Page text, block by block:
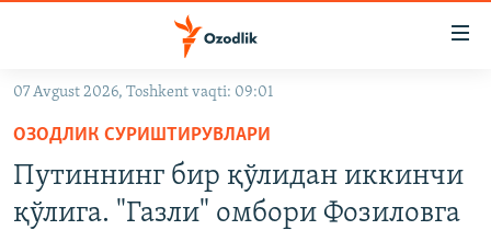
Асосий
навигацияга
ўтинг
Қидиришга
OZODARXIV
07 Avgust 2026, Toshkent vaqti: 09:01
ОЗОДЛИК СУРИШТИРУВЛАРИ
Путиннинг бир қўлидан иккинчи
қўлига. "Газли" омбори Фозиловга